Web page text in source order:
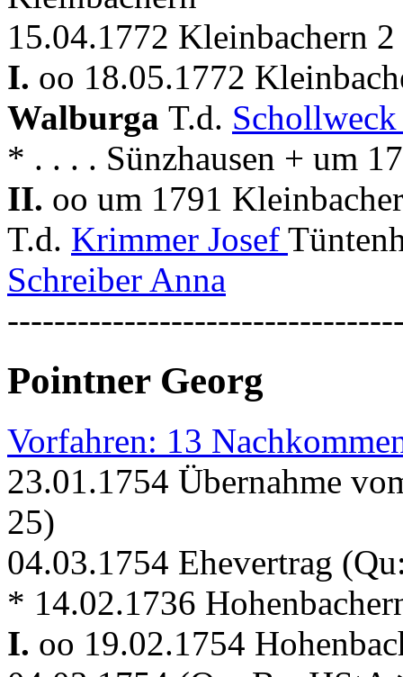
15.04.1772 Kleinbachern 2
I. oo 18.05.1772
Walburga T.d.
* . . . . Sünzhausen + um
II. oo um 1791
T.d. Krimmer Josef
Schreiber Anna
Pointner Georg
Vorfahren: 13
23.01.1754 Übernahme
25)
04.03.1754 Ehevertrag
* 14.02.1736
I. oo 19.02.1754